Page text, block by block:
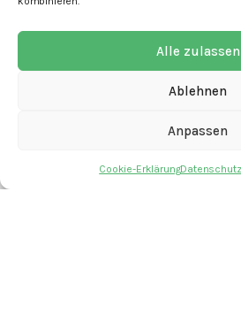
Alle zulassen
Ablehnen
Anpassen
Cookie-ErklärungDatenschutz
mit den
Kontakt